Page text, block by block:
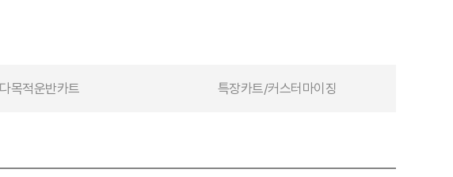
다목적운반카트 특장카트/커스터마이징